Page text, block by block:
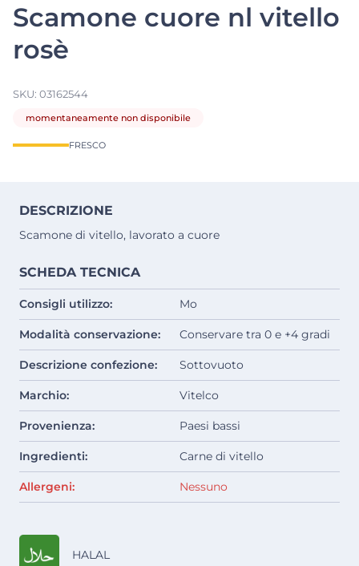
Scamone cuore nl vitello
rosè
SKU: 03162544
momentaneamente non disponibile
FRESCO
DESCRIZIONE
Scamone di vitello, lavorato a cuore
SCHEDA TECNICA
Consigli utilizzo: Mo
Modalità conservazione: Conservare tra 0 e +4 gradi
Descrizione confezione: Sottovuoto
Marchio: Vitelco
Provenienza: Paesi bassi
Ingredienti: Carne di vitello
Allergeni: Nessuno
HALAL